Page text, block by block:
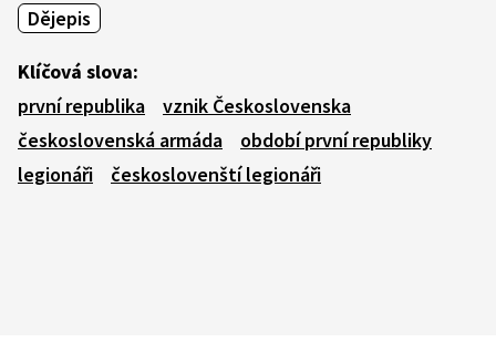
Dějepis
Klíčová slova:
první republika
vznik Československa
československá armáda
období první republiky
legionáři
českoslovenští legionáři